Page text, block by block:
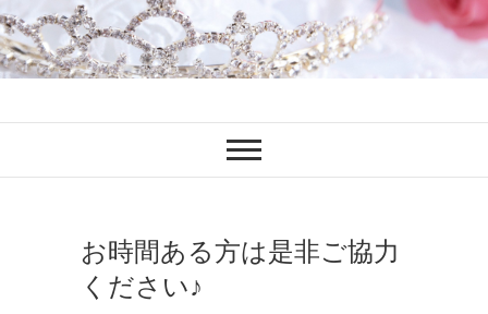
ファンブロ
お時間ある方は是非ご協力
ください♪